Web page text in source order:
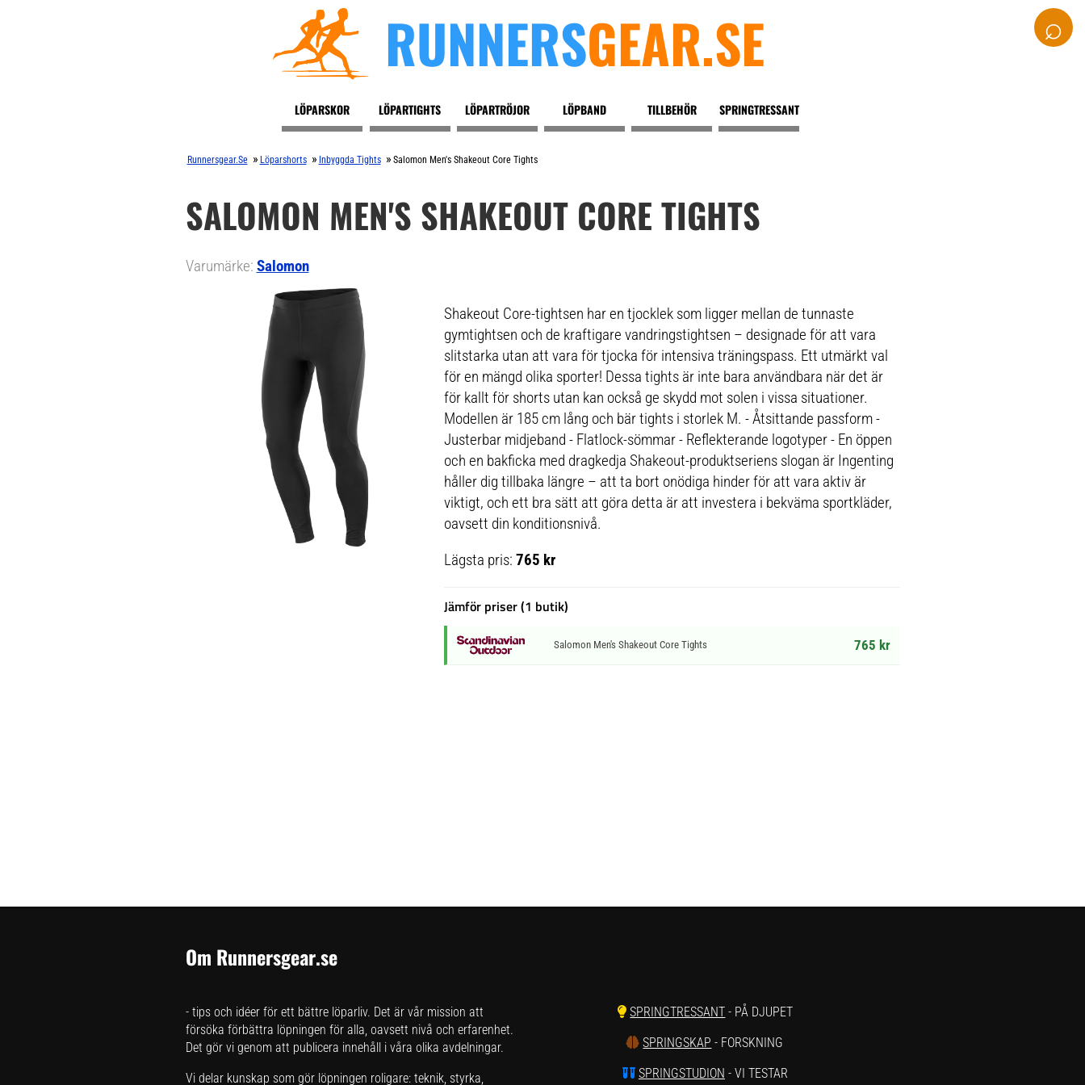
RUNNERSGEAR.SE ⌕
LÖPARSKOR LÖPARTIGHTS LÖPARTRÖJOR LÖPBAND TILLBEHÖR SPRINGTRESSANT
Runnersgear.se » Löparshorts » Inbyggda Tights » Salomon Men's Shakeout Core Tights
SALOMON MEN'S SHAKEOUT CORE TIGHTS
Varumärke: Salomon
Shakeout Core-tightsen har en tjocklek som ligger mellan de tunnaste
gymtightsen och de kraftigare vandringstightsen – designade för att vara
slitstarka utan att vara för tjocka för intensiva träningspass. Ett utmärkt val
för en mängd olika sporter! Dessa tights är inte bara användbara när det är
för kallt för shorts utan kan också ge skydd mot solen i vissa situationer.
Modellen är 185 cm lång och bär tights i storlek M. - Åtsittande passform -
Justerbar midjeband - Flatlock-sömmar - Reflekterande logotyper - En öppen
och en bakficka med dragkedja Shakeout-produktseriens slogan är Ingenting
håller dig tillbaka längre – att ta bort onödiga hinder för att vara aktiv är
viktigt, och ett bra sätt att göra detta är att investera i bekväma sportkläder,
oavsett din konditionsnivå.
Lägsta pris: 765 kr
Jämför priser (1 butik)
Salomon Men's Shakeout Core Tights 765 kr
Om Runnersgear.se
- tips och idéer för ett bättre löparliv. Det är vår mission att
försöka förbättra löpningen för alla, oavsett nivå och erfarenhet.
Det gör vi genom att publicera innehåll i våra olika avdelningar.
Vi delar kunskap som gör löpningen roligare: teknik, styrka,
SPRINGTRESSANT - PÅ DJUPET
SPRINGSKAP - FORSKNING
SPRINGSTUDION - VI TESTAR